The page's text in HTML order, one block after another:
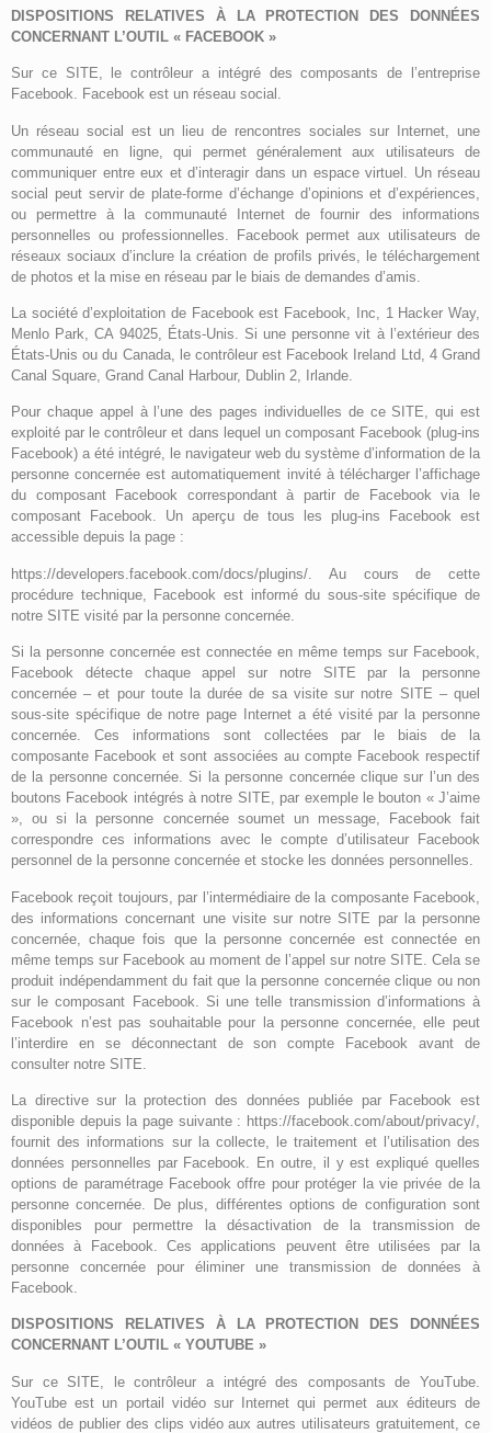
DISPOSITIONS RELATIVES À LA PROTECTION DES DONNÉES
CONCERNANT L’OUTIL « FACEBOOK »
Sur ce SITE, le contrôleur a intégré des composants de l’entreprise
Facebook. Facebook est un réseau social.
Un réseau social est un lieu de rencontres sociales sur Internet, une
communauté en ligne, qui permet généralement aux utilisateurs de
communiquer entre eux et d’interagir dans un espace virtuel. Un réseau
social peut servir de plate-forme d’échange d’opinions et d’expériences,
ou permettre à la communauté Internet de fournir des informations
personnelles ou professionnelles. Facebook permet aux utilisateurs de
réseaux sociaux d’inclure la création de profils privés, le téléchargement
de photos et la mise en réseau par le biais de demandes d’amis.
La société d’exploitation de Facebook est Facebook, Inc, 1 Hacker Way,
Menlo Park, CA 94025, États-Unis. Si une personne vit à l’extérieur des
États-Unis ou du Canada, le contrôleur est Facebook Ireland Ltd, 4 Grand
Canal Square, Grand Canal Harbour, Dublin 2, Irlande.
Pour chaque appel à l’une des pages individuelles de ce SITE, qui est
exploité par le contrôleur et dans lequel un composant Facebook (plug-ins
Facebook) a été intégré, le navigateur web du système d’information de la
personne concernée est automatiquement invité à télécharger l’affichage
du composant Facebook correspondant à partir de Facebook via le
composant Facebook. Un aperçu de tous les plug-ins Facebook est
accessible depuis la page :
https://developers.facebook.com/docs/plugins/. Au cours de cette
procédure technique, Facebook est informé du sous-site spécifique de
notre SITE visité par la personne concernée.
Si la personne concernée est connectée en même temps sur Facebook,
Facebook détecte chaque appel sur notre SITE par la personne
concernée – et pour toute la durée de sa visite sur notre SITE – quel
sous-site spécifique de notre page Internet a été visité par la personne
concernée. Ces informations sont collectées par le biais de la
composante Facebook et sont associées au compte Facebook respectif
de la personne concernée. Si la personne concernée clique sur l’un des
boutons Facebook intégrés à notre SITE, par exemple le bouton « J’aime
», ou si la personne concernée soumet un message, Facebook fait
correspondre ces informations avec le compte d’utilisateur Facebook
personnel de la personne concernée et stocke les données personnelles.
Facebook reçoit toujours, par l’intermédiaire de la composante Facebook,
des informations concernant une visite sur notre SITE par la personne
concernée, chaque fois que la personne concernée est connectée en
même temps sur Facebook au moment de l’appel sur notre SITE. Cela se
produit indépendamment du fait que la personne concernée clique ou non
sur le composant Facebook. Si une telle transmission d’informations à
Facebook n’est pas souhaitable pour la personne concernée, elle peut
l’interdire en se déconnectant de son compte Facebook avant de
consulter notre SITE.
La directive sur la protection des données publiée par Facebook est
disponible depuis la page suivante : https://facebook.com/about/privacy/,
fournit des informations sur la collecte, le traitement et l’utilisation des
données personnelles par Facebook. En outre, il y est expliqué quelles
options de paramétrage Facebook offre pour protéger la vie privée de la
personne concernée. De plus, différentes options de configuration sont
disponibles pour permettre la désactivation de la transmission de
données à Facebook. Ces applications peuvent être utilisées par la
personne concernée pour éliminer une transmission de données à
Facebook.
DISPOSITIONS RELATIVES À LA PROTECTION DES DONNÉES
CONCERNANT L’OUTIL « YOUTUBE »
Sur ce SITE, le contrôleur a intégré des composants de YouTube.
YouTube est un portail vidéo sur Internet qui permet aux éditeurs de
vidéos de publier des clips vidéo aux autres utilisateurs gratuitement, ce